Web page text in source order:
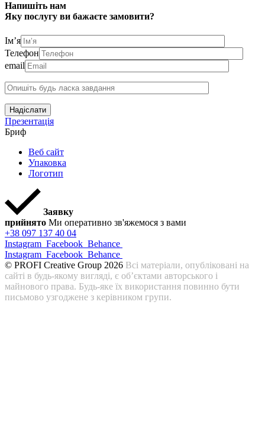
Напишіть нам
Яку послугу ви бажаєте замовити?
Ім’я
Телефон
email
Надіслати
Презентація
Бриф
Веб сайт
Упаковка
Логотип
Заявку
прийнято Ми оперативно зв'яжемося з вами
+38 097 137 40 04
Instagram Facebook Behance
Instagram Facebook Behance
© PROFI Creative Group 2026 Всі матеріали, опубліковані на
сайті в будь-якому вигляді, є об’єктами авторського і
майнового права. Будь-яке їх використання повинно бути
письмово узгоджене з керівником групи.